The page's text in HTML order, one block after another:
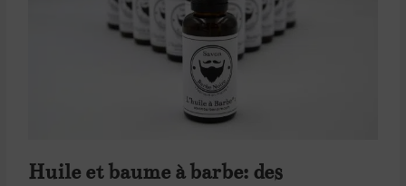
Huile et baume à barbe: des